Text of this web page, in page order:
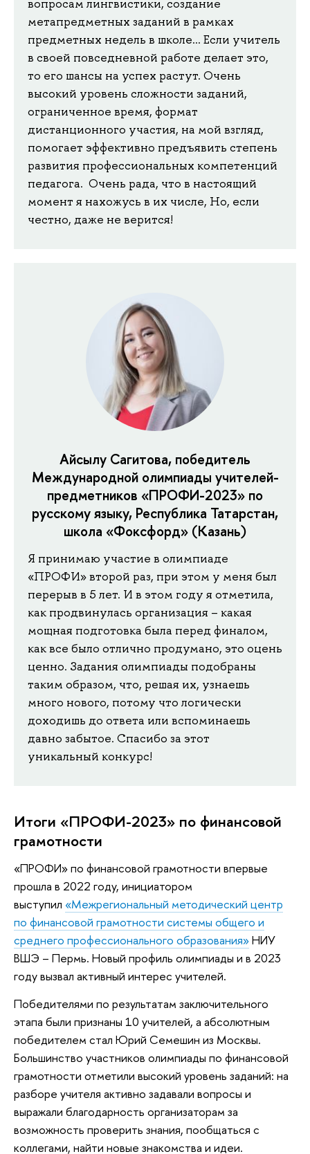
вопросам лингвистики, создание
метапредметных заданий в рамках
предметных недель в школе... Если учитель
в своей повседневной работе делает это,
то его шансы на успех растут. Очень
высокий уровень сложности заданий,
ограниченное время, формат
дистанционного участия, на мой взгляд,
помогает эффективно предъявить степень
развития профессиональных компетенций
педагога. Очень рада, что в настоящий
момент я нахожусь в их числе, Но, если
честно, даже не верится!
Айсылу Сагитова, победитель
Международной олимпиады учителей-
предметников «ПРОФИ-2023» по
русскому языку, Республика Татарстан,
школа «Фоксфорд» (Казань)
Я принимаю участие в олимпиаде
«ПРОФИ» второй раз, при этом у меня был
перерыв в 5 лет. И в этом году я отметила,
как продвинулась организация – какая
мощная подготовка была перед финалом,
как все было отлично продумано, это оцень
ценно. Задания олимпиады подобраны
таким образом, что, решая их, узнаешь
много нового, потому что логически
доходишь до ответа или вспоминаешь
давно забытое. Спасибо за этот
уникальный конкурс!
Итоги «ПРОФИ-2023» по финансовой
грамотности
«ПРОФИ» по финансовой грамотности впервые
прошла в 2022 году, инициатором
выступил «Межрегиональный методический центр
по финансовой грамотности системы общего и
среднего профессионального образования»НИУ
ВШЭ – Пермь. Новый профиль олимпиады и в 2023
году вызвал активный интерес учителей.
Победителями по результатам заключительного
этапа были признаны 10 учителей, а абсолютным
победителем стал Юрий Семешин из Москвы.
Большинство участников олимпиады по финансовой
грамотности отметили высокий уровень заданий: на
разборе учителя активно задавали вопросы и
выражали благодарность организаторам за
возможность проверить знания, пообщаться с
коллегами, найти новые знакомства и идеи.